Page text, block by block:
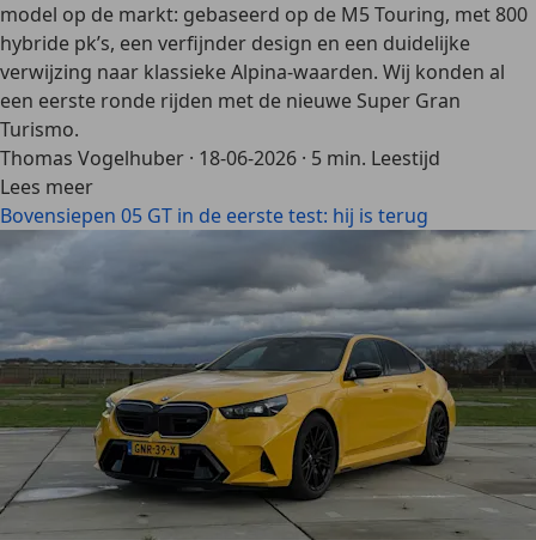
model op de markt: gebaseerd op de M5 Touring, met 800
hybride pk’s, een verfijnder design en een duidelijke
verwijzing naar klassieke Alpina-waarden. Wij konden al
een eerste ronde rijden met de nieuwe Super Gran
Turismo.
Thomas Vogelhuber · 18-06-2026 · 5 min. Leestijd
Lees meer
Bovensiepen 05 GT in de eerste test: hij is terug